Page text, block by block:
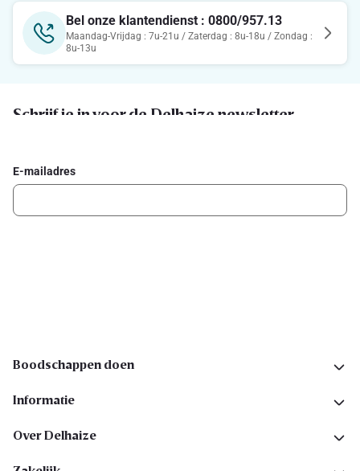
Bel onze klantendienst : 0800/957.13
Maandag-Vrijdag : 7u-21u / Zaterdag : 8u-18u / Zondag :
8u-13u
Schrijf je in voor de Delhaize newsletter
E-mailadres
Boodschappen doen
Informatie
Over Delhaize